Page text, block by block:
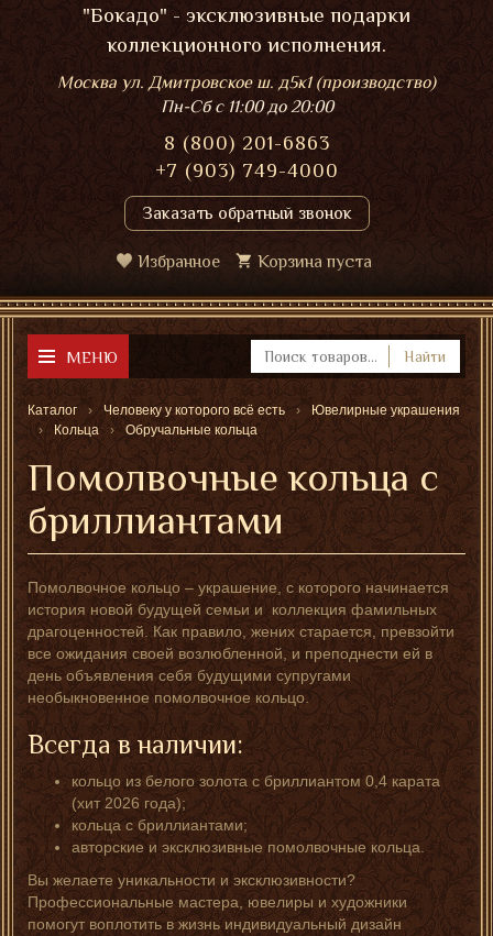
"Бокадо" - эксклюзивные подарки
коллекционного исполнения.
Москва ул. Дмитровское ш. д5к1 (производство)
Пн-Сбс 11:00 до 20:00
8 (800) 201-6863
+7 (903) 749-4000
Заказать обратный звонок
Избранное Корзина пуста
МЕНЮ Найти
Каталог Человеку у которого всё есть
Ювелирные украшения
Кольца
Обручальные кольца
Помолвочные кольца с
бриллиантами
Помолвочное кольцо – украшение, с которого начинается
история новой будущей семьи и коллекция фамильных
драгоценностей. Как правило, жених старается, превзойти
все ожидания своей возлюбленной, и преподнести ей в
день объявления себя будущими супругами
необыкновенное помолвочное кольцо.
Всегда в наличии:
кольцо из белого золота с бриллиантом 0,4 карата
(хит 2026 года);
кольца с бриллиантами;
авторские и эксклюзивные помолвочные кольца.
Вы желаете уникальности и эксклюзивности?
Профессиональные мастера, ювелиры и художники
помогут воплотить в жизнь индивидуальный дизайн